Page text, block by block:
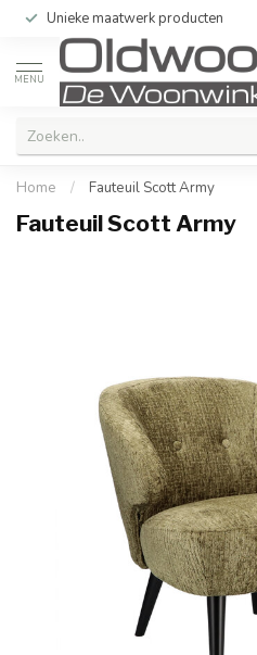
Unieke maatwerk producten
MENU
Home / Fauteuil Scott Army
Fauteuil Scott Army